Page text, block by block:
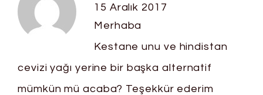
15 Aralık 2017
Merhaba
Kestane unu ve hindistan
cevizi yağı yerine bir başka alternatif
mümkün mü acaba? Teşekkür ederim